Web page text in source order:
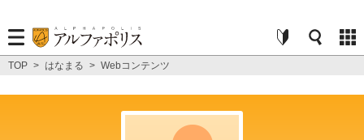
TOP > はなまる > Webコンテンツ